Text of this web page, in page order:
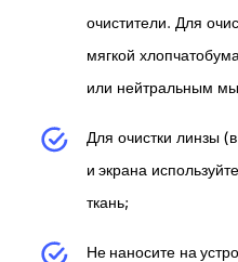
очистители. Для
мягкой
или нейтральным
Для очистки линзы
и экрана
ткань;
Не наносите на